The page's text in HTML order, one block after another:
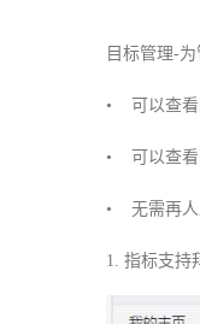
目标管理-为
• 可以查
• 可以查
• 无需再
1. 指标支持